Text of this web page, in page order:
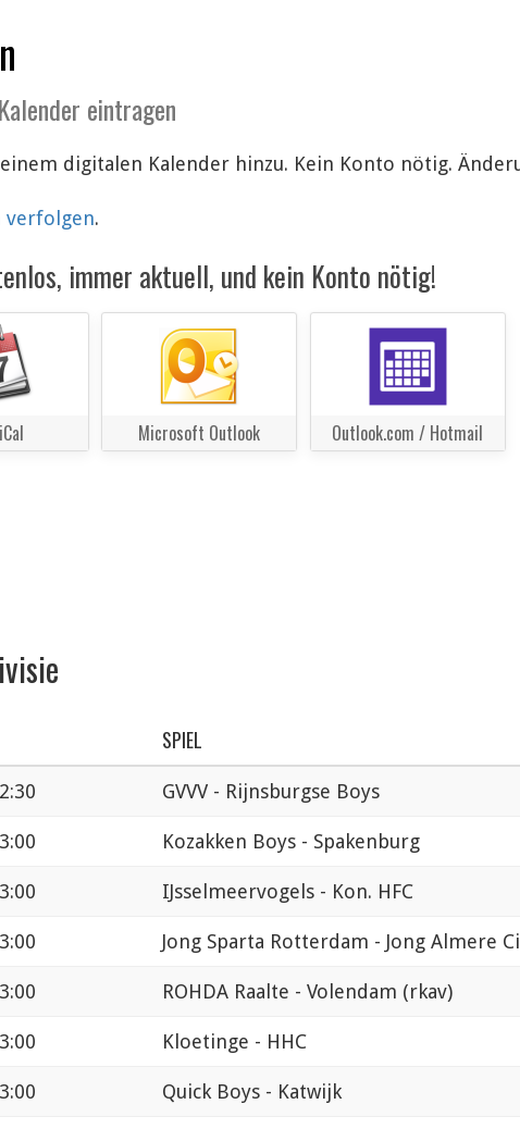
eintragen
digitalen Kalender hinzu. Kein Konto nötig.
verfolgen.
immer aktuell, und kein Konto nötig!
Microsoft Outlook Outlook.com / Hotmail
SPIEL
GVVV - Rijnsburgse Boys
Kozakken Boys - Spakenburg
IJsselmeervogels - Kon. HFC
Jong Sparta Rotterdam - Jong Almere
ROHDA Raalte - Volendam (rkav)
Kloetinge - HHC
Quick Boys - Katwijk